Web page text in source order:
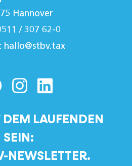
Hannover
/ 307 62-0
hallo@stbv.tax
LAUFENDEN
SEIN:
NEWSLETTER.